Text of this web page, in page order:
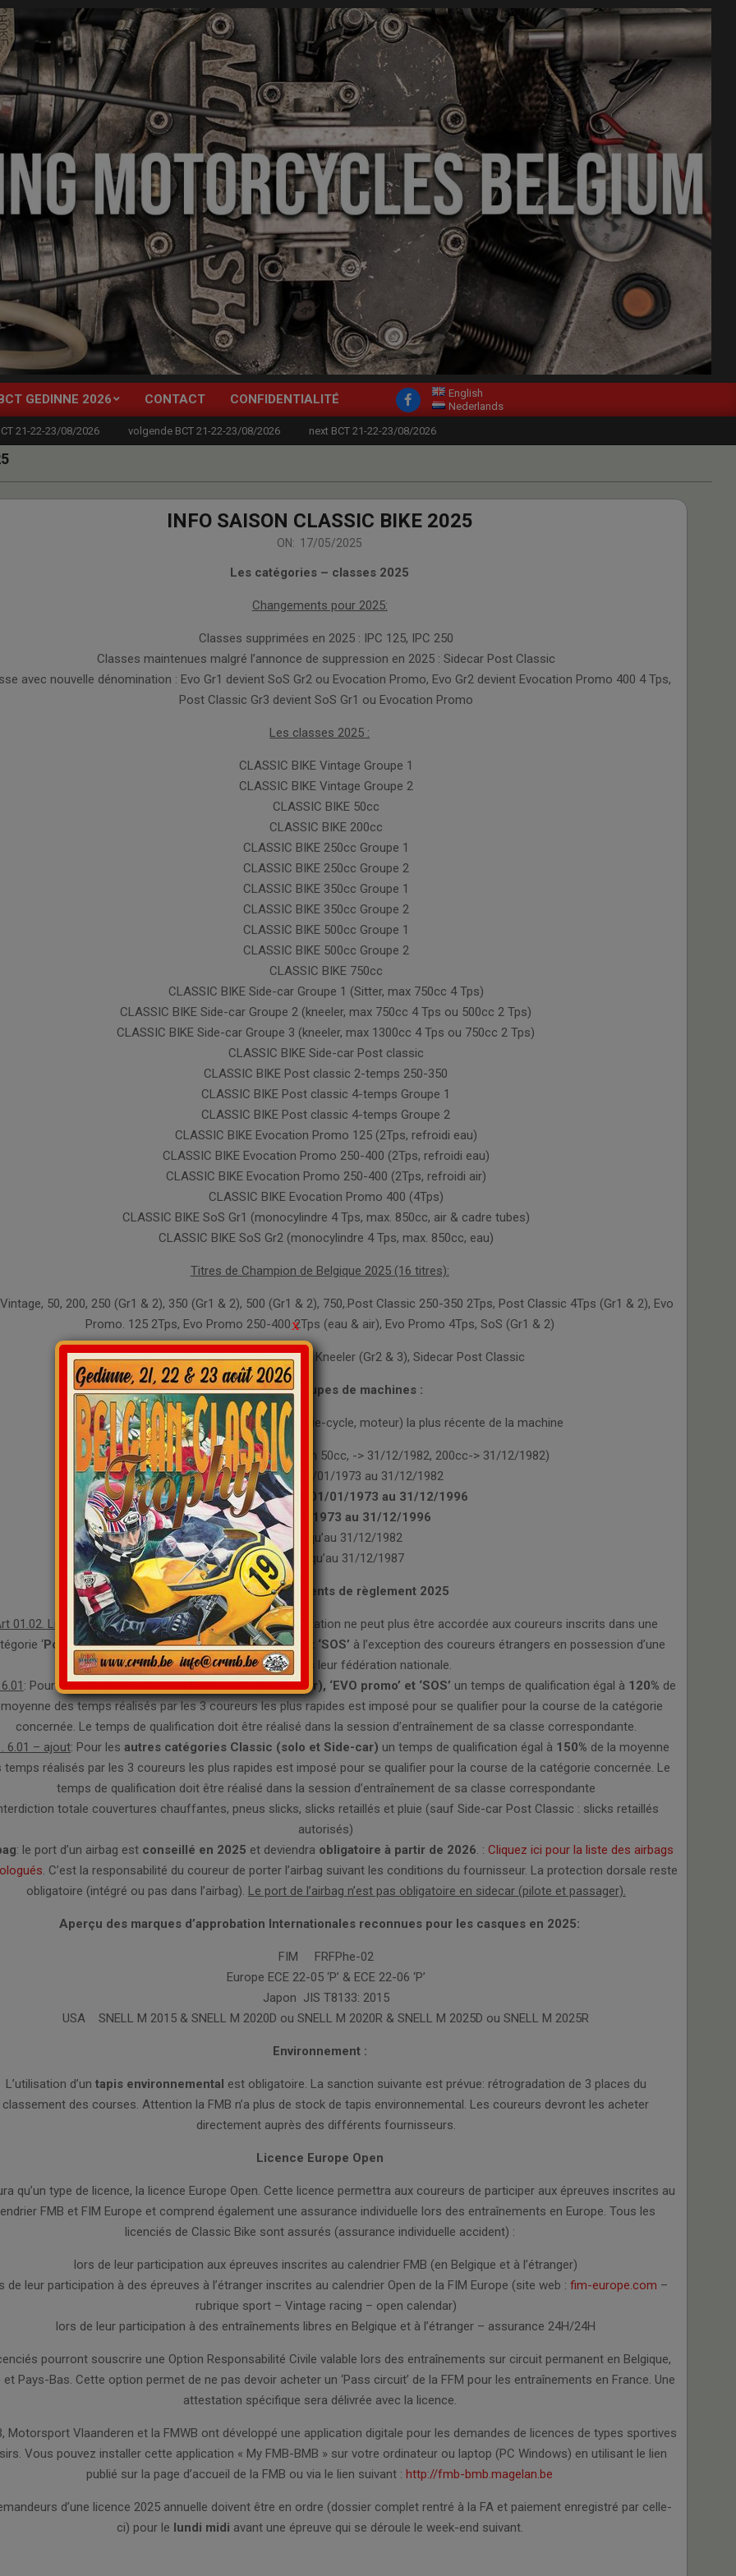
Primary
Navigation
Menu
GEDINNE 2026 CONTACT CONFIDENTIALITÉ
English
Nederlands
21-22-23/08/2026
volgende BCT 21-22-23/08/2026 next BCT 21-22-23/08/2026
INFO SAISON CLASSIC BIKE 2025
ON: 17/05/2025
Les catégories – classes 2025
Changements pour 2025:
Classes supprimées en 2025 : IPC 125, IPC 250
Classes maintenues malgré l’annonce de suppression en 2025 : Sidecar Post Classic
avec nouvelle dénomination : Evo Gr1 devient SoS Gr2 ou Evocation Promo, Evo Gr2 devient Evocation Promo 400 4 Tps,
Post Classic Gr3 devient SoS Gr1 ou Evocation Promo
Les classes 2025 :
CLASSIC BIKE Vintage Groupe 1
CLASSIC BIKE Vintage Groupe 2
CLASSIC BIKE 50cc
CLASSIC BIKE 200cc
CLASSIC BIKE 250cc Groupe 1
CLASSIC BIKE 250cc Groupe 2
CLASSIC BIKE 350cc Groupe 1
CLASSIC BIKE 350cc Groupe 2
CLASSIC BIKE 500cc Groupe 1
CLASSIC BIKE 500cc Groupe 2
CLASSIC BIKE 750cc
CLASSIC BIKE Side-car Groupe 1 (Sitter, max 750cc 4 Tps)
CLASSIC BIKE Side-car Groupe 2 (kneeler, max 750cc 4 Tps ou 500cc 2 Tps)
CLASSIC BIKE Side-car Groupe 3 (kneeler, max 1300cc 4 Tps ou 750cc 2 Tps)
CLASSIC BIKE Side-car Post classic
CLASSIC BIKE Post classic 2-temps 250-350
CLASSIC BIKE Post classic 4-temps Groupe 1
CLASSIC BIKE Post classic 4-temps Groupe 2
CLASSIC BIKE Evocation Promo 125 (2Tps, refroidi eau)
CLASSIC BIKE Evocation Promo 250-400 (2Tps, refroidi eau)
CLASSIC BIKE Evocation Promo 250-400 (2Tps, refroidi air)
CLASSIC BIKE Evocation Promo 400 (4Tps)
CLASSIC BIKE SoS Gr1 (monocylindre 4 Tps, max. 850cc, air & cadre tubes)
CLASSIC BIKE SoS Gr2 (monocylindre 4 Tps, max. 850cc, eau)
Titres de Champion de Belgique 2025 (16 titres):
Vintage, 50, 200, 250 (Gr1 & 2), 350 (Gr1 & 2), 500 (Gr1 & 2), 750,.Post Classic 250-350 2Tps, Post Classic 4Tps (Gr1 & 2), Evo
Promo. 125 2Tps, Evo Promo 250-400 2Tps (eau & air), Evo Promo 4Tps, SoS (Gr1 & 2)
Sidecar :Sidecar Sitter (Gr1), Sidecar Kneeler (Gr2 & 3), Sidecar Post Classic
Période des groupes de machines :
La période est déterminée par la partie (partie-cycle, moteur) la plus récente de la machine
Classic: jusqu’au 31/12/1972 (Exception 50cc, -> 31/12/1982, 200cc-> 31/12/1982)
Post Classic: du 01/01/1973 au 31/12/1982
Evocation Promo:du 01/01/1973 au 31/12/1996
SoS : du 01/01/1973 au 31/12/1996
Parade: jusqu’au 31/12/1982
Sidecar: jusqu’au 31/12/1987
Principaux changements de règlement 2025
01.02. Licences ‘1 manifestation’ : La licence 1 manifestation ne peut plus être accordée aux coureurs inscrits dans une
‘Post Classic (solo et Side-car), ‘EVO promo’ et ‘SOS’ à l’exception des coureurs étrangers en possession d’une
licence annuelle dans leur fédération nationale.
: Pour les catégories Post Classic (solo et Side-car), ‘EVO promo’ et ‘SOS’ un temps de qualification égal à 120% de
des temps réalisés par les 3 coureurs les plus rapides est imposé pour se qualifier pour la course de la catégorie
concernée. Le temps de qualification doit être réalisé dans la session d’entraînement de sa classe correspondante.
6.01 – ajout: Pour lesautres catégories Classic (solo et Side-car) un temps de qualification égal à 150% de la moyenne
temps réalisés par les 3 coureurs les plus rapides est imposé pour se qualifier pour la course de la catégorie concernée. Le
temps de qualification doit être réalisé dans la session d’entraînement de sa classe correspondante
totale couvertures chauffantes, pneus slicks, slicks retaillés et pluie (sauf Side-car Post Classic : slicks retaillés
autorisés)
: le port d’un airbag est conseillé en 2025 et deviendra obligatoire à partir de 2026. :Cliquez ici pour la liste des airbags
. C’est la responsabilité du coureur de porter l’airbag suivant les conditions du fournisseur. La protection dorsale reste
obligatoire (intégré ou pas dans l’airbag). Le port de l’airbag n’est pas obligatoire en sidecar (pilote et passager).
Aperçu des marques d’approbation Internationales reconnues pour les casques en 2025:
FIM FRFPhe-02
Europe ECE 22-05 ‘P’ & ECE 22-06 ‘P’
Japon JIS T8133: 2015
USA SNELL M 2015 & SNELL M 2020D ou SNELL M 2020R & SNELL M 2025D ou SNELL M 2025R
Environnement :
L’utilisation d’un tapis environnemental est obligatoire. La sanction suivante est prévue: rétrogradation de 3 places du
classement des courses. Attention la FMB n’a plus de stock de tapis environnemental. Les coureurs devront les acheter
directement auprès des différents fournisseurs.
Licence Europe Open
qu’un type de licence, la licence Europe Open. Cette licence permettra aux coureurs de participer aux épreuves inscrites au
FMB et FIM Europe et comprend également une assurance individuelle lors des entraînements en Europe. Tous les
licenciés de Classic Bike sont assurés (assurance individuelle accident) :
lors de leur participation aux épreuves inscrites au calendrier FMB (en Belgique et à l’étranger)
de leur participation à des épreuves à l’étranger inscrites au calendrier Open de la FIM Europe (site web : fim-europe.com –
rubrique sport – Vintage racing – open calendar)
lors de leur participation à des entraînements libres en Belgique et à l’étranger – assurance 24H/24H
pourront souscrire une Option Responsabilité Civile valable lors des entraînements sur circuit permanent en Belgique,
et Pays-Bas. Cette option permet de ne pas devoir acheter un ‘Pass circuit’ de la FFM pour les entraînements en France. Une
attestation spécifique sera délivrée avec la licence.
Motorsport Vlaanderen et la FMWB ont développé une application digitale pour les demandes de licences de types sportives
Vous pouvez installer cette application « My FMB-BMB » sur votre ordinateur ou laptop (PC Windows) en utilisant le lien
publié sur la page d’accueil de la FMB ou via le lien suivant :http://fmb-bmb.magelan.be
d’une licence 2025 annuelle doivent être en ordre (dossier complet rentré à la FA et paiement enregistré par celle-
ci) pour le lundi midi avant une épreuve qui se déroule le week-end suivant.
modal-check
x